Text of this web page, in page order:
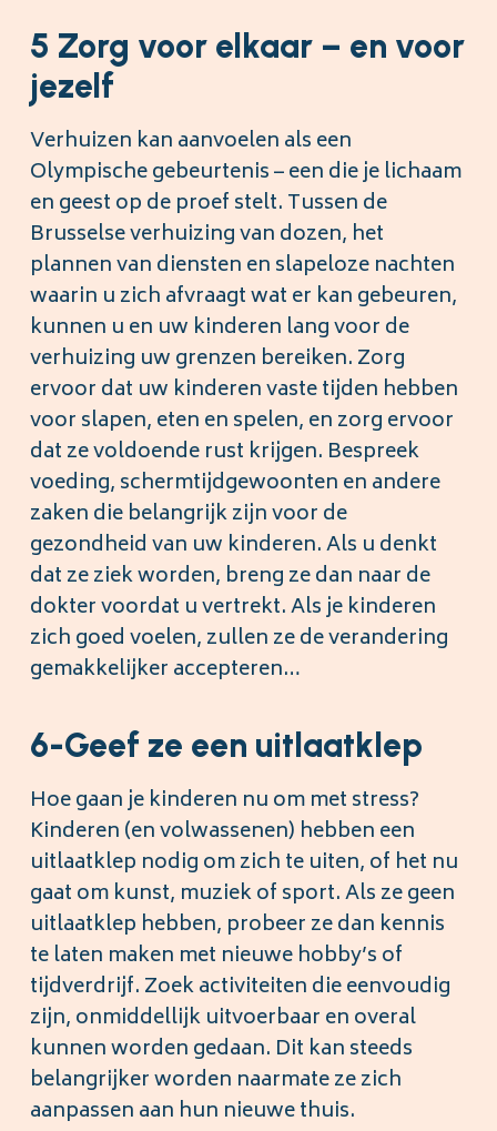
5 Zorg voor elkaar – en voor
jezelf
Verhuizen kan aanvoelen als een
Olympische gebeurtenis – een die je lichaam
en geest op de proef stelt. Tussen de
Brusselse verhuizing van dozen, het
plannen van diensten en slapeloze nachten
waarin u zich afvraagt wat er kan gebeuren,
kunnen u en uw kinderen lang voor de
verhuizing uw grenzen bereiken. Zorg
ervoor dat uw kinderen vaste tijden hebben
voor slapen, eten en spelen, en zorg ervoor
dat ze voldoende rust krijgen. Bespreek
voeding, schermtijdgewoonten en andere
zaken die belangrijk zijn voor de
gezondheid van uw kinderen. Als u denkt
dat ze ziek worden, breng ze dan naar de
dokter voordat u vertrekt. Als je kinderen
zich goed voelen, zullen ze de verandering
gemakkelijker accepteren…
6-Geef ze een uitlaatklep
Hoe gaan je kinderen nu om met stress?
Kinderen (en volwassenen) hebben een
uitlaatklep nodig om zich te uiten, of het nu
gaat om kunst, muziek of sport. Als ze geen
uitlaatklep hebben, probeer ze dan kennis
te laten maken met nieuwe hobby’s of
tijdverdrijf. Zoek activiteiten die eenvoudig
zijn, onmiddellijk uitvoerbaar en overal
kunnen worden gedaan. Dit kan steeds
belangrijker worden naarmate ze zich
aanpassen aan hun nieuwe thuis.